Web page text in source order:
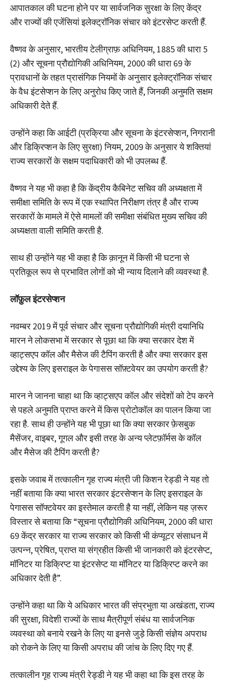
आपातकाल की घटना होने पर या सार्वजनिक सुरक्षा के लिए केंद्र
और राज्यों की एजेंसियां इलेक्ट्रॉनिक संचार को इंटरसेप्ट करती हैं.
वैष्णव के अनुसार, भारतीय टेलीग्राफ़ अधिनियम, 1885 की धारा 5
(2) और सूचना प्रौद्योगिकी अधिनियम, 2000 की धारा 69 के
प्रावधानों के तहत प्रासंगिक नियमों के अनुसार इलेक्ट्रॉनिक संचार
के वैध इंटसेप्शन के लिए अनुरोध किए जाते हैं, जिनकी अनुमति सक्षम
अधिकारी देते हैं.
उन्होंने कहा कि आईटी (प्रक्रिया और सूचना के इंटरसेप्शन, निगरानी
और डिक्रिप्शन के लिए सुरक्षा) नियम, 2009 के अनुसार ये शक्तियां
राज्य सरकारों के सक्षम पदाधिकारी को भी उपलब्ध हैं.
वैष्णव ने यह भी कहा है कि केंद्रीय कैबिनेट सचिव की अध्यक्षता में
समीक्षा समिति के रूप में एक स्थापित निरीक्षण तंत्र है और राज्य
सरकारों के मामले में ऐसे मामलों की समीक्षा संबंधित मुख्य सचिव की
अध्यक्षता वाली समिति करती है.
साथ ही उन्होंने यह भी कहा है कि क़ानून में किसी भी घटना से
प्रतिकूल रूप से प्रभावित लोगों को भी न्याय दिलाने की व्यवस्था है.
लॉफ़ुलइंटरसेप्शन
नवम्बर 2019 में पूर्व संचार और सूचना प्रौद्योगिकी मंत्री दयानिधि
मारन ने लोकसभा में सरकार से पूछा था कि क्या सरकार देश में
व्हाट्सएप कॉल और मैसेज की टैपिंग करती है और क्या सरकार इस
उद्देश्य के लिए इसराइल के पेगासस सॉफ़्टवेयर का उपयोग करती है?
मारन ने जानना चाहा था कि व्हाट्सएप कॉल और संदेशों को टेप करने
से पहले अनुमति प्राप्त करने में किस प्रोटोकॉल का पालन किया जा
रहा है. साथ ही उन्होंने यह भी पूछा था कि क्या सरकार फ़ेसबुक
मैसेंजर, वाइबर, गूगल और इसी तरह के अन्य प्लेटफ़ॉर्मस के कॉल
और मैसेज की टैपिंग करती है?
इसके जवाब में तत्कालीन गृह राज्य मंत्री जी किशन रेड्डी ने यह तो
नहीं बताया कि क्या भारत सरकार इंटरसेप्शन के लिए इसराइल के
पेगासस सॉफ्टवेयर का इस्तेमाल करती है या नहीं, लेकिन यह ज़रूर
विस्तार से बताया कि “सूचना प्रौद्योगिकी अधिनियम, 2000 की धारा
69 केंद्र सरकार या राज्य सरकार को किसी भी कंप्यूटर संसाधन में
उत्पन्न, प्रेषित, प्राप्त या संग्रहीत किसी भी जानकारी को इंटरसेप्ट,
मॉनिटर या डिक्रिप्ट या इंटरसेप्ट या मॉनिटर या डिक्रिप्ट करने का
अधिकार देती है”.
उन्होंने कहा था कि ये अधिकार भारत की संप्रभुता या अखंडता, राज्य
की सुरक्षा, विदेशी राज्यों के साथ मैत्रीपूर्ण संबंध या सार्वजनिक
व्यवस्था को बनाये रखने के लिए या इनसे जुड़े किसी संज्ञेय अपराध
को रोकने के लिए या किसी अपराध की जांच के लिए दिए गए हैं.
तत्कालीन गृह राज्य मंत्री रेड्डी ने यह भी कहा था कि इस तरह के